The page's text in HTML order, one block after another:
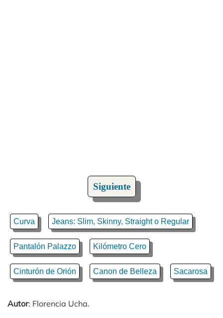
Siguiente
Curva Jeans: Slim, Skinny, Straight o Regular
Pantalón Palazzo Kilómetro Cero
Cinturón de Orión Canon de Belleza Sacarosa
Autor: Florencia Ucha.